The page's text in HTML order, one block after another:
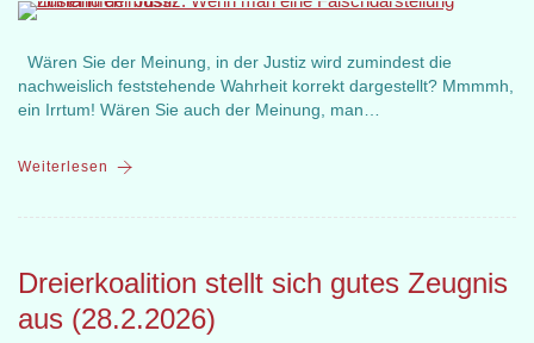
Wären Sie der Meinung, in der Justiz wird zumindest die
nachweislich feststehende Wahrheit korrekt dargestellt? Mmmmh,
ein Irrtum! Wären Sie auch der Meinung, man…
Weiterlesen
Dreierkoalition stellt sich gutes Zeugnis
aus (28.2.2026)